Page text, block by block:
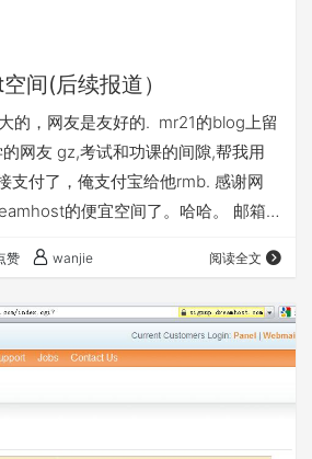
间(后续报道）
的，网友是友好的. mr21的blog上留
网友 gz,考试和功课的间隙,帮我用
付了，俺支付宝给他rmb. 感谢网
的便宜空间了。哈哈。 邮箱收
google checkout适用面还真窄啊。
息，当然是无法搞定的那种。 出绝招
赞 wanjie 阅读全文